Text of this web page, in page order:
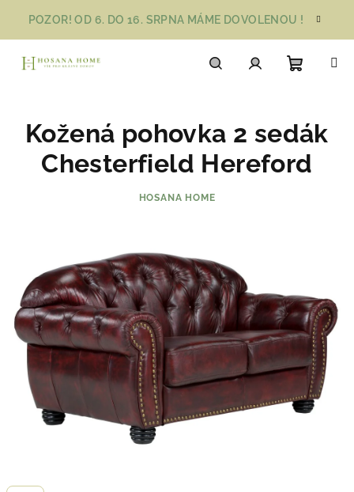
obsah
POZOR! OD 6. DO 16. SRPNA MÁME DOVOLENOU !
košík
Kožená pohovka 2 sedák
Chesterfield Hereford
HOSANA HOME